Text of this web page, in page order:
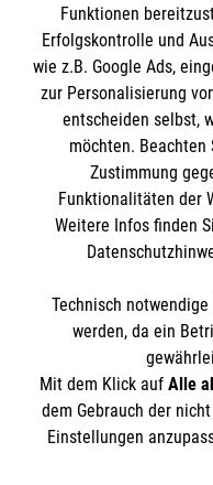
Impressum
Datenschutz
Barrierefreiheit
Kontakt
Die Malteser
Malteser in
Malteserorden
Sharepoint
Spendenkonto
Bank: Pax-Bank
IBAN: DE71 3706
BIC:
So finden Sie
Malteser im
Der Malteser
Funktionen
Erfolgskontrolle und
wie z.B. Google Ads,
zur Personalisierung
entscheiden selbst,
möchten.
Zustimmung
Funktionalitäten der
Weitere Infos finden
Technisch
werden, da ein
Mit dem Klick auf Alle
dem Gebrauch der
Einstellungen